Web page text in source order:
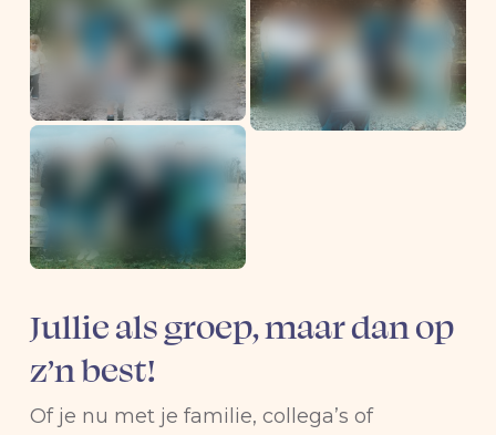
Jullie als groep, maar dan op
z’n best!
Of je nu met je familie, collega’s of